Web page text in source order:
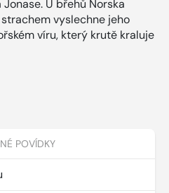
U břehů Norska
vyslechne jeho
víru, který krutě kraluje
POVÍDKY